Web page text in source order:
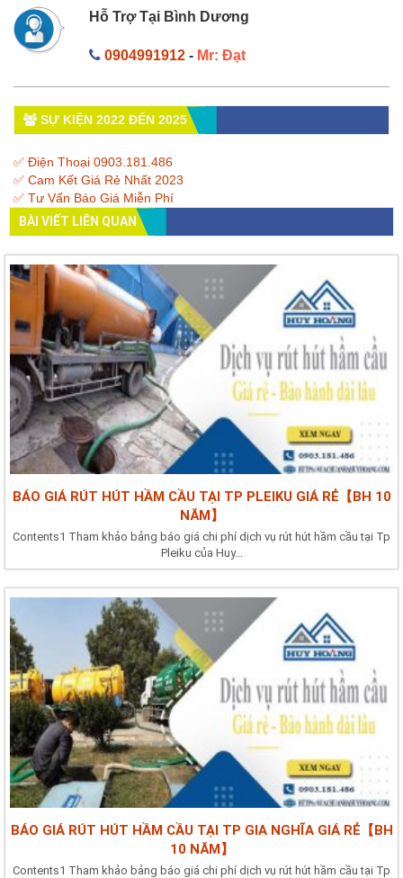
Hỗ Trợ Tại Bình Dương
0904991912- Mr: Đạt
SỰ KIỆN 2022 ĐẾN 2025
✅ Điện Thoại 0903.181.486
✅ Cam Kết Giá Rẻ Nhất 2023
✅ Tư Vấn Báo Giá Miễn Phí
BÀI VIẾT LIÊN QUAN
BÁO GIÁ RÚT HÚT HẦM CẦU TẠI TP PLEIKU GIÁ RẺ【BH 10
NĂM】
Contents1 Tham khảo bảng báo giá chi phí dịch vụ rút hút hầm cầu tại Tp
Pleiku của Huy...
BÁO GIÁ RÚT HÚT HẦM CẦU TẠI TP GIA NGHĨA GIÁ RẺ【BH
10 NĂM】
Contents1 Tham khảo bảng báo giá chi phí dịch vụ rút hút hầm cầu tại Tp